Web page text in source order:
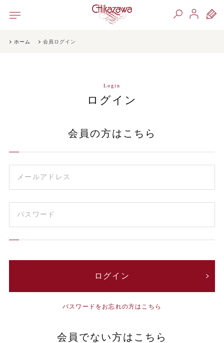
ホーム 会員ログイン
Login
ログイン
会員の方はこちら
パスワードをお忘れの方はこちら
会員でない方はこちら